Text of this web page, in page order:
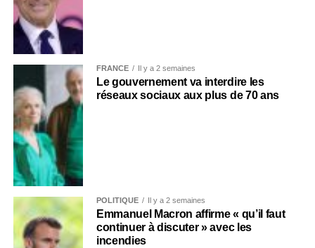
FRANCE Il y a 2 semaines
Le gouvernement va interdire les
réseaux sociaux aux plus de 70 ans
POLITIQUE Il y a 2 semaines
Emmanuel Macron affirme « qu’il faut
continuer à discuter » avec les
incendies